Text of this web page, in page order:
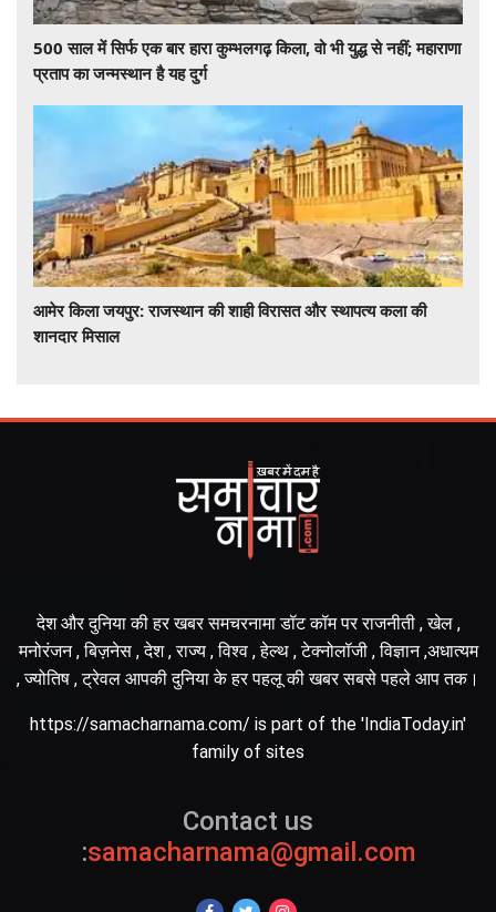
500 साल में सिर्फ एक बार हारा कुम्भलगढ़ किला, वो भी युद्ध से नहीं; महाराणा
प्रताप का जन्मस्थान है यह दुर्ग
आमेर किला जयपुर: राजस्थान की शाही विरासत और स्थापत्य कला की
शानदार मिसाल
देश और दुनिया की हर खबर समचरनामा डॉट कॉम पर राजनीती , खेल ,
मनोरंजन , बिज़नेस , देश , राज्य , विश्व , हेल्थ , टेक्नोलॉजी , विज्ञान ,अधात्यम
, ज्योतिष , ट्रेवल आपकी दुनिया के हर पहलू की खबर सबसे पहले आप तक।
https://samacharnama.com/ is part of the 'IndiaToday.in'
family of sites
Contact us
:samacharnama@gmail.com